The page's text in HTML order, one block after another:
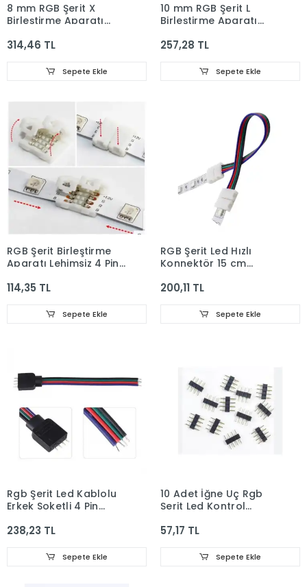
8 mm RGB Şerit X
Birleştirme Aparatı
314,46 TL
Sepete Ekle
10 mm RGB Şerit L
Birleştirme Aparatı
257,28 TL
Sepete Ekle
RGB Şerit Birleştirme
Aparatı Lehimsiz 4 Pin
114,35 TL
Sepete Ekle
RGB Şerit Led Hızlı
Konnektör 15 cm
İki Yönlü 10 Adet
200,11 TL
Sepete Ekle
Rgb Şerit Led Kablolu
Erkek Soketli 4 Pin
Adet
238,23 TL
Sepete Ekle
10 Adet İğne Uç Rgb
Şerit Led Kontrol
Aparatı
57,17 TL
Sepete Ekle